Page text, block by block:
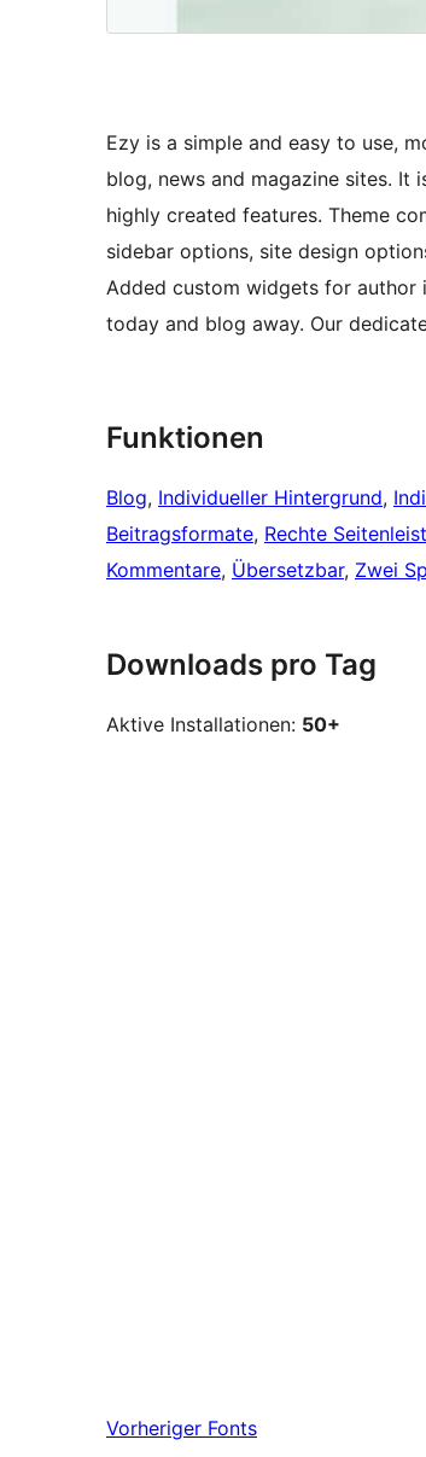
Ezy is a simple and easy to use,
blog, news and magazine sites. It
highly created features. Theme
sidebar options, site design
Added custom widgets for author
today and blog away. Our
Funktionen
Blog, Individueller Hintergrund,
Beitragsformate, Rechte
Kommentare, Übersetzbar, Zwei
Downloads pro Tag
Aktive Installationen: 50+
Vorheriger Fonts